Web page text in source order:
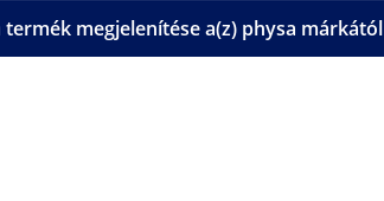
termék megjelenítése a(z) physa márkától